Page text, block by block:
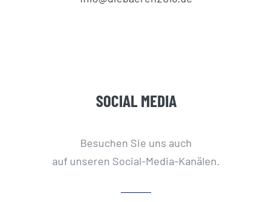
SOCIAL MEDIA
Besuchen Sie uns auch
auf unseren Social-Media-Kanälen.